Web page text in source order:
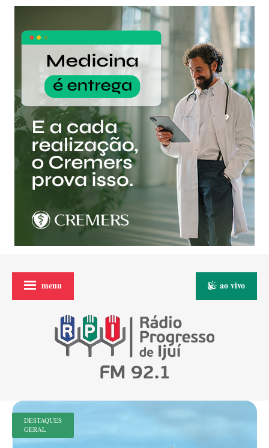
menu ao vivo
DESTAQUES
GERAL